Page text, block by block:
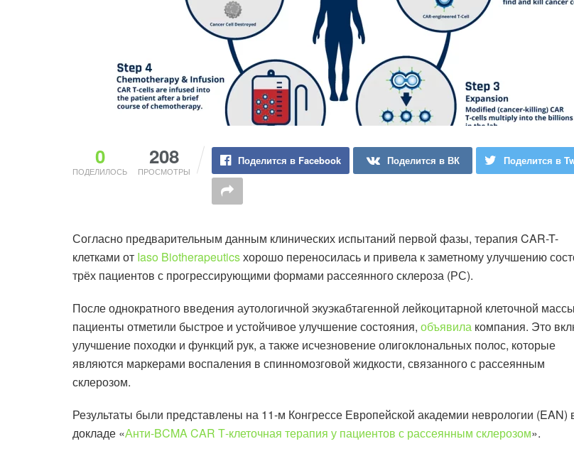
0
ПОДЕЛИЛОСЬ
208
ПРОСМОТРЫ
Поделится в Facebook Поделится в ВК Поделится в
Согласно предварительным данным клинических испытаний первой фазы, терапия CAR-T-
клетками от Iaso Biotherapeuticsхорошо переносилась и привела к заметному улучшению
трёх пациентов с прогрессирующими формами рассеянного склероза (РС).
После однократного введения аутологичной экуэкабтагенной лейкоцитарной клеточной массы
пациенты отметили быстрое и устойчивое улучшение состояния, объявила компания. Это
улучшение походки и функций рук, а также исчезновение олигоклональных полос, которые
являются маркерами воспаления в спинномозговой жидкости, связанного с рассеянным
склерозом.
Результаты были представлены на 11-м Конгрессе Европейской академии неврологии (EAN)
докладе «Анти-BCMA CAR Т-клеточная терапия у пациентов с рассеянным склерозом».